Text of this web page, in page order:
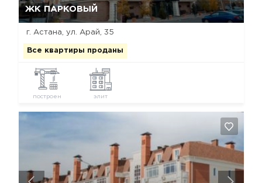
ЖК ПАРКОВЫЙ
г. Астана, ул. Арай, 35
Все квартиры проданы
построен элит